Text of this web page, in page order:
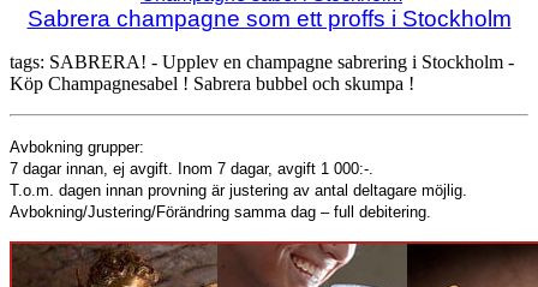
Sabrera champagne som ett proffs i Stockholm
tags: SABRERA! - Upplev en champagne sabrering i Stockholm -
Köp Champagnesabel ! Sabrera bubbel och skumpa !
Avbokning grupper:
7 dagar innan, ej avgift. Inom 7 dagar, avgift 1 000:-.
T.o.m. dagen innan provning är justering av antal deltagare möjlig.
Avbokning/Justering/Förändring samma dag – full debitering.